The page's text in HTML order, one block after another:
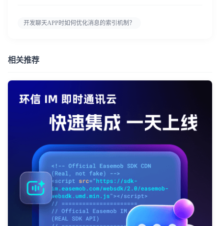
开发聊天APP时如何优化消息的索引机制？
相关推荐
不了，谢谢